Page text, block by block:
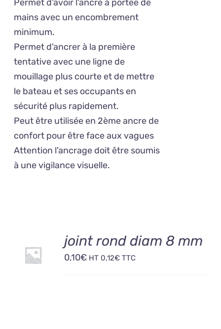
Permet d'avoir l'ancre à portée de
mains avec un encombrement
minimum.
Permet d'ancrer à la première
tentative avec une ligne de
mouillage plus courte et de mettre
le bateau et ses occupants en
sécurité plus rapidement.
Peut être utilisée en 2ème ancre de
confort pour être face aux vagues
Attention l'ancrage doit être soumis
à une vigilance visuelle.
AU
PANIER
joint rond diam 8 mm
0,10€ HT 0,12€ TTC